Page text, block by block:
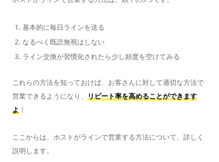
基本的に毎日ラインを送る
なるべく既読無視はしない
ライン交換が習慣化されたら少し頻度を空けてみる
これらの方法を知っておけば、お客さんに対して適切な方法で
営業できるようになり、
リピート率を高めることができます
よ ！
ここからは、ホストがラインで営業する方法について、詳しく
説明します。